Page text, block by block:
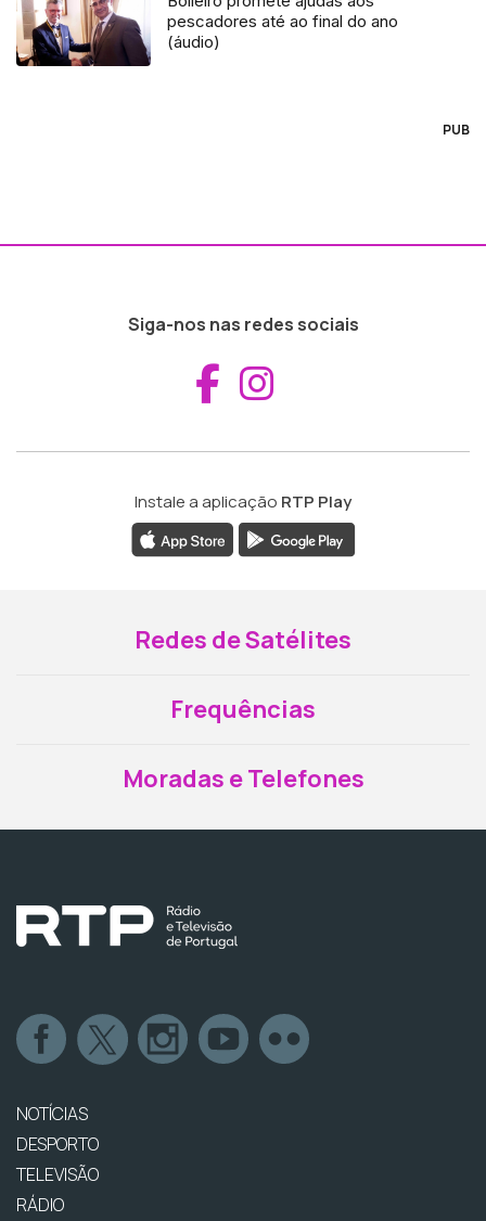
pescadores até ao final do ano
(áudio)
PUB
Siga-nos nas redes sociais
Aceder ao
Instale a aplicação RTP Play
Redes de Satélites
Frequências
Moradas e Telefones
NOTÍCIAS
DESPORTO
TELEVISÃO
RÁDIO